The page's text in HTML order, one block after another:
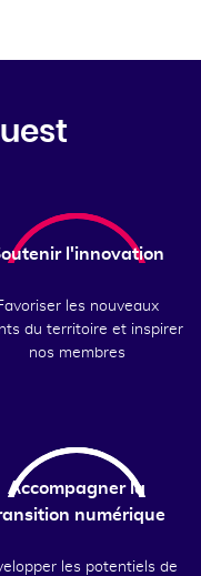
l'innovation
les nouveaux
du territoire et inspirer
nos membres
Accompagner la
numérique
les potentiels de